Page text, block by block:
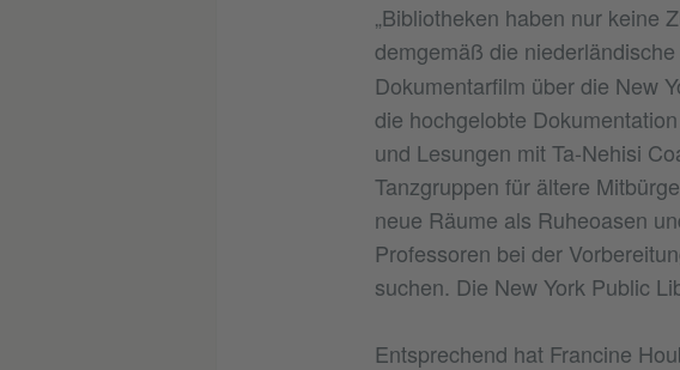
„Bibliotheken haben nur keine
demgemäß die
Dokumentarfilm über die New
die hochgelobte
und Lesungen mit Ta-Nehisi
Tanzgruppen für ältere
neue Räume als Ruheoasen
Professoren bei der
suchen. Die New York Public
Entsprechend hat Francine